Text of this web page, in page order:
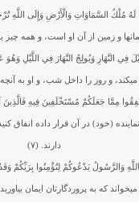
لَهُ مُلْكُ السَّمَاوَاتِ وَالْأَرْضِ وَإِلَى اللَّهِ
و زمين از آن او است، و همه چيز
فِي النَّهَارِ وَيُولِجُ النَّهَارَ فِي اللَّيْلِ
و روز را داخل شب، و او به
مِمَّا جَعَلَكُمْ مُسْتَخْلَفِينَ فِيهِ فَالَّذِينَ
(خود) در آن قرار داده انفاق
دارند. (۷)
وَالرَّسُولُ يَدْعُوكُمْ لِتُؤْمِنُوا بِرَبِّكُمْ
كه به پروردگارتان ايمان